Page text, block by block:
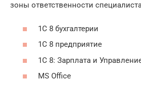
зоны ответственности
1С 8 бухгалтерии
1С 8 предприятие
1С 8: Зарплата и
MS Office